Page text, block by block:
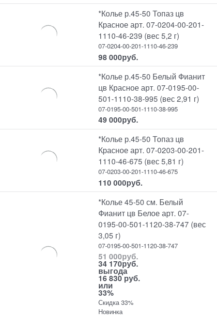
*Колье р.45-50 Топаз цв
Красное арт. 07-0204-00-201-
1110-46-239 (вес 5,2 г)
07-0204-00-201-1110-46-239
98 000руб.
*Колье р.45-50 Белый Фианит
цв Красное арт. 07-0195-00-
501-1110-38-995 (вес 2,91 г)
07-0195-00-501-1110-38-995
49 000руб.
*Колье р.45-50 Топаз цв
Красное арт. 07-0203-00-201-
1110-46-675 (вес 5,81 г)
07-0203-00-201-1110-46-675
110 000руб.
*Колье 45-50 см. Белый
Фианит цв Белое арт. 07-
0195-00-501-1120-38-747 (вес
3,05 г)
07-0195-00-501-1120-38-747
51 000руб.
34 170руб.
выгода
16 830 руб.
или
33%
Скидка 33%
Новинка